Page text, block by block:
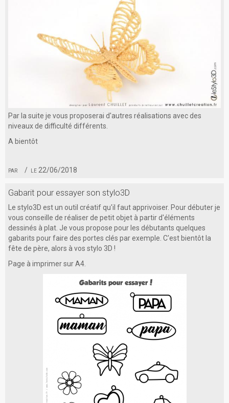
par le 22/06/2018
Par la suite je vous proposerai d'autres réalisations avec des
niveaux de difficulté différents.
A bientôt
Gabarit pour essayer son stylo3D
Le stylo3D est un outil créatif qu'il faut apprivoiser. Pour débuter je
vous conseille de réaliser de petit objet à partir d'éléments
dessinés à plat. Je vous propose pour les débutants quelques
gabarits pour faire des portes clés par exemple. C'est bientôt la
fête de père, alors à vos stylo 3D !
Page à imprimer sur A4.